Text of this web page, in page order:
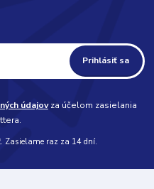
Prihlásiť sa
údajovza účelom zasielania
Zasielame raz za 14 dní.